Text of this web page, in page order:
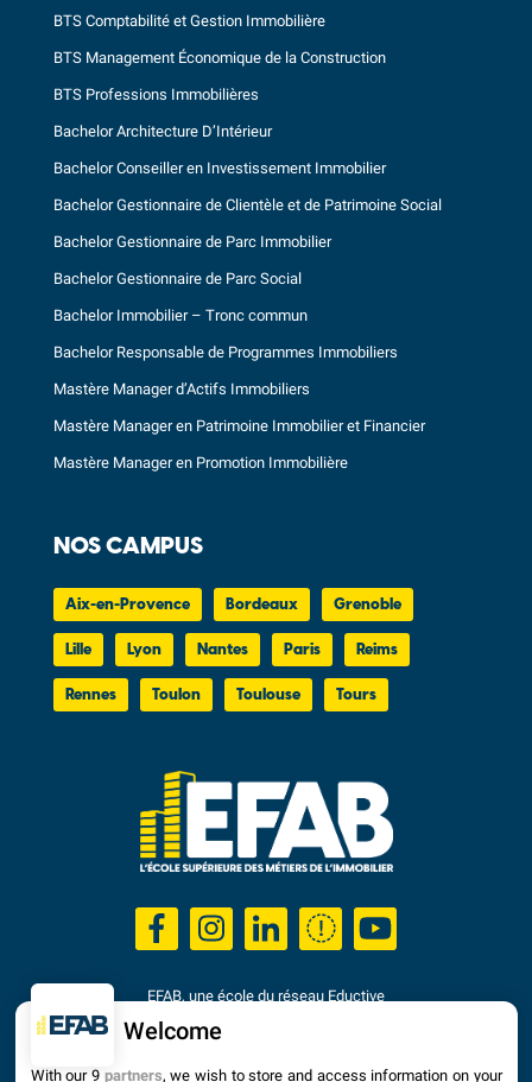
BTS Comptabilité et Gestion Immobilière
BTS Management Économique de la Construction
BTS Professions Immobilières
Bachelor Architecture D’Intérieur
Bachelor Conseiller en Investissement Immobilier
Bachelor Gestionnaire de Clientèle et de Patrimoine Social
Bachelor Gestionnaire de Parc Immobilier
Bachelor Gestionnaire de Parc Social
Bachelor Immobilier – Tronc commun
Bachelor Responsable de Programmes Immobiliers
Mastère Manager d’Actifs Immobiliers
Mastère Manager en Patrimoine Immobilier et Financier
Mastère Manager en Promotion Immobilière
NOS CAMPUS
Aix-en-Provence Bordeaux Grenoble
Lille Lyon Nantes Paris Reims
Rennes Toulon Toulouse Tours
EFAB, une école du réseau Eductive
Établissement d'Enseignement Supérieur Privé Technique
Dernière mise à jour : Septembre 2025
Welcome
With our 9 partners, we wish to store and access information on your